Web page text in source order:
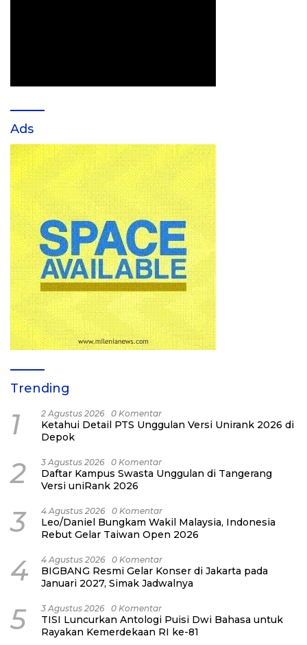
Ads
Trending
1 2 Agustus 2026 0 Komentar
Ketahui Detail PTS Unggulan Versi Unirank 2026 di
Depok
2 3 Agustus 2026 0 Komentar
Daftar Kampus Swasta Unggulan di Tangerang
Versi uniRank 2026
3 4 Agustus 2026 0 Komentar
Leo/Daniel Bungkam Wakil Malaysia, Indonesia
Rebut Gelar Taiwan Open 2026
4 4 Agustus 2026 0 Komentar
BIGBANG Resmi Gelar Konser di Jakarta pada
Januari 2027, Simak Jadwalnya
5 3 Agustus 2026 0 Komentar
TISI Luncurkan Antologi Puisi Dwi Bahasa untuk
Rayakan Kemerdekaan RI ke-81